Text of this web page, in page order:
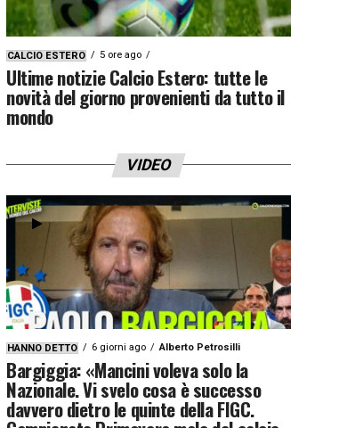
CALCIO ESTERO 5 ore ago
Ultime notizie Calcio Estero: tutte le
novità del giorno provenienti da tutto il
mondo
VIDEO
HANNO DETTO 6 giorni ago Alberto Petrosilli
Bargiggia: «Mancini voleva solo la
Nazionale. Vi svelo cosa è successo
davvero dietro le quinte della FIGC.